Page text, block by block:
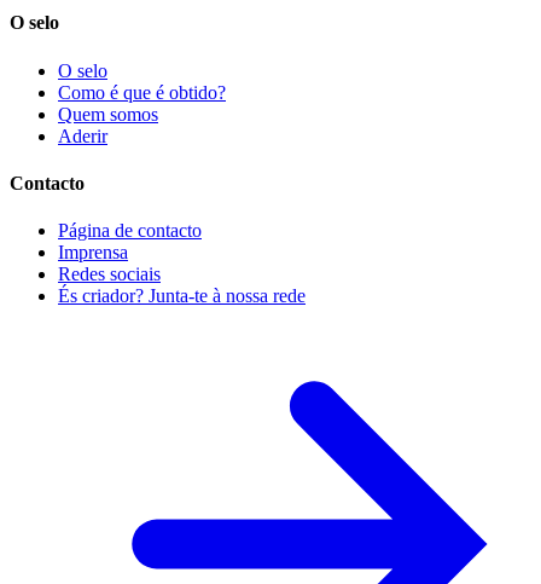
O selo
O selo
Como é que é obtido?
Quem somos
Aderir
Contacto
Página de contacto
Imprensa
Redes sociais
És criador? Junta-te à nossa rede